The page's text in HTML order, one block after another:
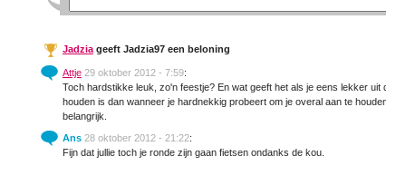
Jadziageeft Jadzia97 een beloning
Attje 29 oktober 2012 - 7:59:
Toch hardstikke leuk, zo'n feestje? En wat geeft het als je eens lekker uit de
houden is dan wanneer je hardnekkig probeert om je overal aan te houden.
belangrijk.
Ans 28 oktober 2012 - 21:22:
Fijn dat jullie toch je ronde zijn gaan fietsen ondanks de kou.